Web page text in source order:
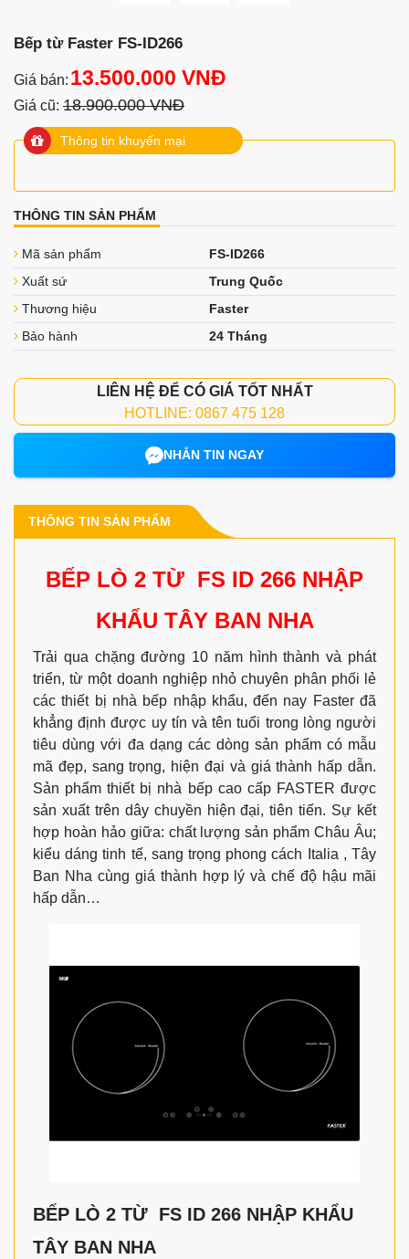
Bếp từ Faster FS-ID266
Giá bán: 13.500.000 VNĐ
Giá cũ: 18.900.000 VNĐ
Thông tin khuyến mại
THÔNG TIN SẢN PHẨM
Mã sản phẩm
FS-ID266
Xuất sứ
Trung Quốc
Thương hiệu
Faster
Bảo hành
24 Tháng
LIÊN HỆ ĐỂ CÓ GIÁ TỐT NHẤT
HOTLINE: 0867 475 128
NHẮN TIN NGAY
THÔNG TIN SẢN PHẨM
BẾP LÒ 2 TỪ FS ID 266 NHẬP
KHẨU TÂY BAN NHA
Trải qua chặng đường 10 năm hình thành và phát
triển, từ một doanh nghiệp nhỏ chuyên phân phối lẻ
các thiết bị nhà bếp nhập khẩu, đến nay Faster đã
khẳng định được uy tín và tên tuổi trong lòng người
tiêu dùng với đa dạng các dòng sản phẩm có mẫu
mã đẹp, sang trọng, hiện đại và giá thành hấp dẫn.
Sản phẩm thiết bị nhà bếp cao cấp FASTER được
sản xuất trên dây chuyền hiện đại, tiên tiến. Sự kết
hợp hoàn hảo giữa: chất lượng sản phẩm Châu Âu;
kiểu dáng tinh tế, sang trọng phong cách Italia , Tây
Ban Nha cùng giá thành hợp lý và chế độ hậu mãi
hấp dẫn…
BẾP LÒ 2 TỪ FS ID 266 NHẬP KHẨU
TÂY BAN NHA